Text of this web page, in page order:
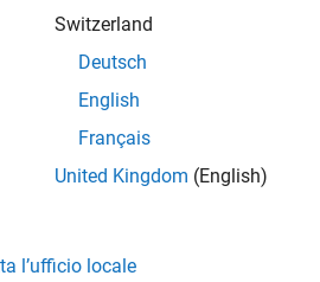
MINDSTORMS sensors and motors.
Switzerland
Deutsch
English
Français
United Kingdom (English)
l’ufficio locale